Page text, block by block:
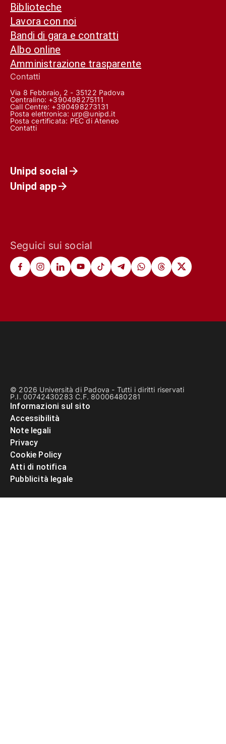
Biblioteche
Lavora con noi
Bandi di gara e contratti
Albo online
Amministrazione trasparente
Contatti
Via 8 Febbraio, 2 - 35122 Padova
Centralino: +390498275111
Call Centre: +390498273131
Posta elettronica: urp@unipd.it
Posta certificata: PEC di Ateneo
Contatti
Unipd social
Unipd app
Seguici sui social
© 2026 Università di Padova - Tutti i diritti riservati
P.I. 00742430283 C.F. 80006480281
Informazioni sul sito
Accessibilità
Note legali
Privacy
Cookie Policy
Atti di notifica
Pubblicità legale